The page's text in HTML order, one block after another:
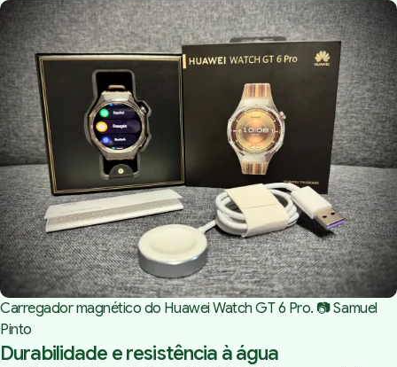
Carregador magnético do Huawei Watch GT 6 Pro. 📷 Samuel
Pinto
Durabilidade e resistência à água